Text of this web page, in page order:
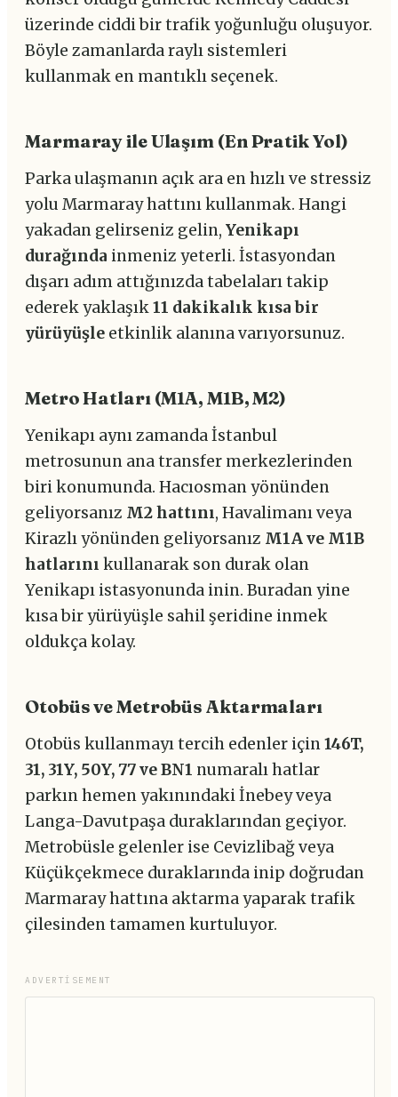
üzerinde ciddi bir trafik yoğunluğu oluşuyor.
Böyle zamanlarda raylı sistemleri
kullanmak en mantıklı seçenek.
Marmaray ile Ulaşım (En Pratik Yol)
Parka ulaşmanın açık ara en hızlı ve stressiz
yolu Marmaray hattını kullanmak. Hangi
yakadan gelirseniz gelin, Yenikapı
durağında inmeniz yeterli. İstasyondan
dışarı adım attığınızda tabelaları takip
ederek yaklaşık11 dakikalık kısa bir
yürüyüşle etkinlik alanına varıyorsunuz.
Metro Hatları (M1A, M1B, M2)
Yenikapı aynı zamanda İstanbul
metrosunun ana transfer merkezlerinden
biri konumunda. Hacıosman yönünden
geliyorsanız M2 hattını, Havalimanı veya
Kirazlı yönünden geliyorsanız M1A ve M1B
hatlarını kullanarak son durak olan
Yenikapı istasyonunda inin. Buradan yine
kısa bir yürüyüşle sahil şeridine inmek
oldukça kolay.
Otobüs ve Metrobüs Aktarmaları
Otobüs kullanmayı tercih edenler için146T,
31, 31Y, 50Y, 77 ve BN1 numaralı hatlar
parkın hemen yakınındaki İnebey veya
Langa-Davutpaşa duraklarından geçiyor.
Metrobüsle gelenler ise Cevizlibağ veya
Küçükçekmece duraklarında inip doğrudan
Marmaray hattına aktarma yaparak trafik
çilesinden tamamen kurtuluyor.
ADVERTISEMENT